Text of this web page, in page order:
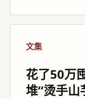
文集
花了50万
堆“烫手山